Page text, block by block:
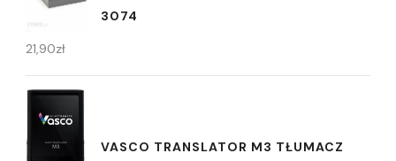
3074
21,90zł
VASCO TRANSLATOR M3 TŁUMACZ